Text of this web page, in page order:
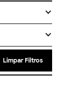
Limpar Filtros